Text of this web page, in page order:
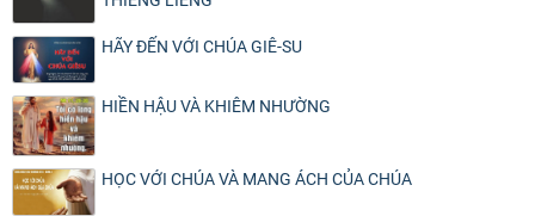
HÃY ĐẾN VỚI CHÚA GIÊ-SU
HIỀN HẬU VÀ KHIÊM NHƯỜNG
HỌC VỚI CHÚA VÀ MANG ÁCH CỦA CHÚA